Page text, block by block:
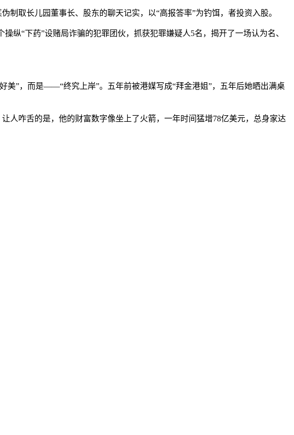
取长儿园董事长、股东的聊天记实，以“高报答率”为钓饵，者投资入股。
“下药”设赌局诈骗的犯罪团伙，抓获犯罪嫌疑人5名，揭开了一场认为名、
”，而是——“终究上岸”。五年前被港媒写成“拜金港姐”，五年后她晒出满桌
咋舌的是，他的财富数字像坐上了火箭，一年时间猛增78亿美元，总身家达